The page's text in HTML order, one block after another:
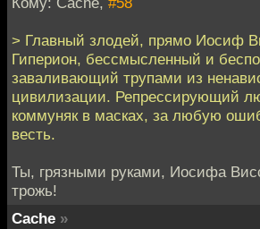
> Главный злодей, прямо Иосиф
Гиперион, бессмысленный и
заваливающий трупами из
цивилизации. Репрессирующий
коммуняк в масках, за любую
весть.
Ты, грязными руками, Иосифа
трожь!
Cache »